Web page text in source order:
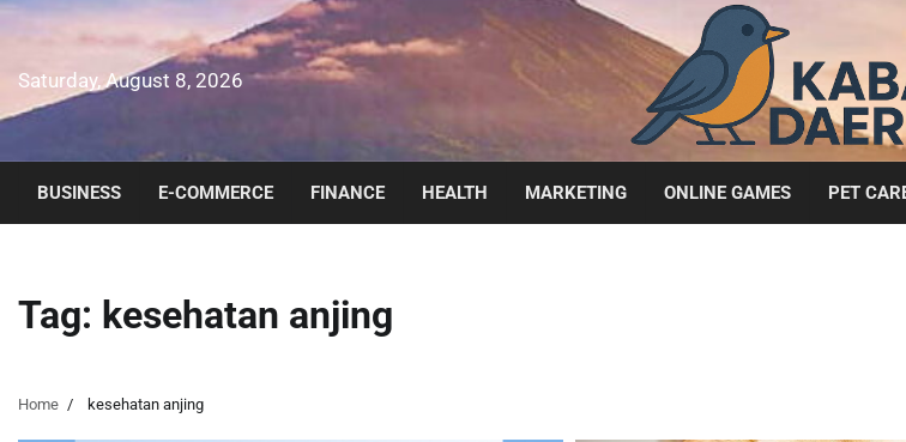
Skip
content
Saturday, August 8, 2026
BUSINESS E-COMMERCE FINANCE HEALTH MARKETING ONLINE GAMES PET
Tag: kesehatan anjing
Home kesehatan anjing